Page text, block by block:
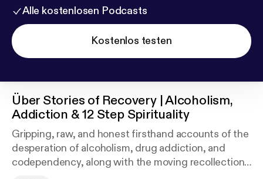
Alle kostenlosen Podcasts
Kostenlos testen
Über Stories of Recovery | Alcoholism,
Addiction & 12 Step Spirituality
Gripping, raw, and honest firsthand accounts of the
desperation of alcoholism, drug addiction, and
codependency, along with the moving recollections